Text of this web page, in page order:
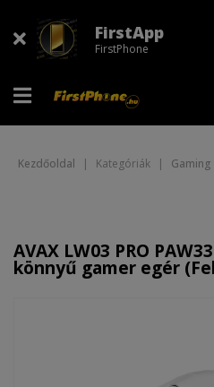
FirstApp
FirstPhone
Kezdőoldal | Kategóriák |
AVAX LW03 PRO
könnyű gamer egér